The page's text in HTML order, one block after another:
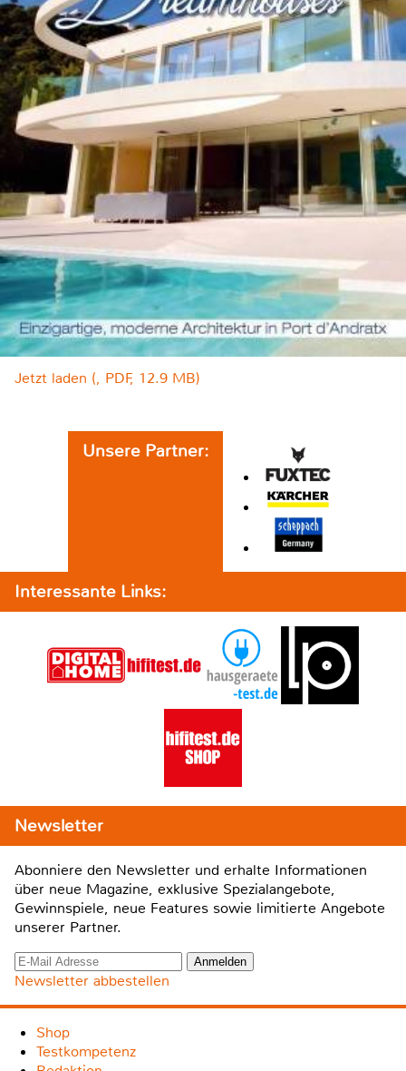
Jetzt laden (, PDF, 12.9 MB)
Unsere Partner:
Interessante Links:
Newsletter
Abonniere den Newsletter und erhalte Informationen
über neue Magazine, exklusive Spezialangebote,
Gewinnspiele, neue Features sowie limitierte Angebote
unserer Partner.
Newsletter abbestellen
Shop
Testkompetenz